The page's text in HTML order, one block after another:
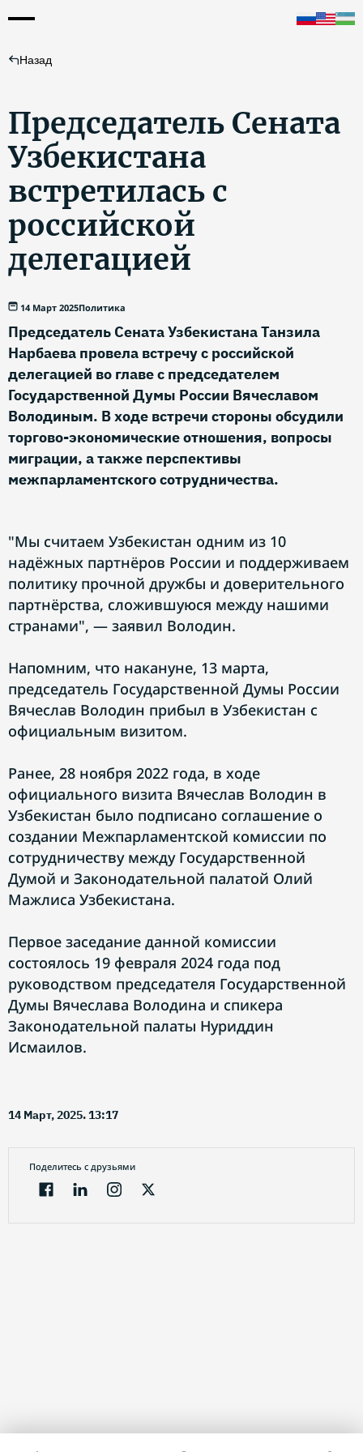
Назад
Председатель Сената
Узбекистана
встретилась с
российской
делегацией
14 Март 2025Политика
Председатель Сената Узбекистана Танзила
Нарбаева провела встречу с российской
делегацией во главе с председателем
Государственной Думы России Вячеславом
Володиным. В ходе встречи стороны обсудили
торгово-экономические отношения, вопросы
миграции, а также перспективы
межпарламентского сотрудничества.
"Мы считаем Узбекистан одним из 10
надёжных партнёров России и поддерживаем
политику прочной дружбы и доверительного
партнёрства, сложившуюся между нашими
странами", — заявил Володин.
Напомним, что накануне, 13 марта,
председатель Государственной Думы России
Вячеслав Володин прибыл в Узбекистан с
официальным визитом.
Ранее, 28 ноября 2022 года, в ходе
официального визита Вячеслав Володин в
Узбекистан было подписано соглашение о
создании Межпарламентской комиссии по
сотрудничеству между Государственной
Думой и Законодательной палатой Олий
Мажлиса Узбекистана.
Первое заседание данной комиссии
состоялось 19 февраля 2024 года под
руководством председателя Государственной
Думы Вячеслава Володина и спикера
Законодательной палаты Нуриддин
Исмаилов.
14 Март, 2025. 13:17
Поделитесь с друзьями